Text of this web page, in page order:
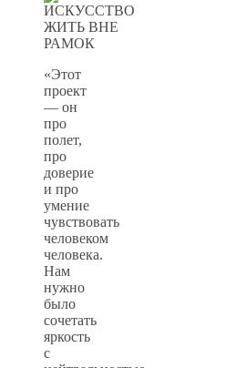
«Этот
проект
— он
про
полет,
про
доверие
и про
умение
чувствовать
человеком
человека.
Нам
нужно
было
сочетать
яркость
с